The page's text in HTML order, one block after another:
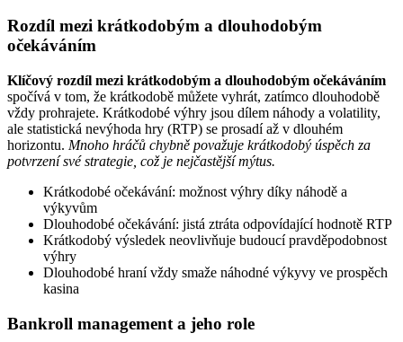
Rozdíl mezi krátkodobým a dlouhodobým
očekáváním
Klíčový rozdíl mezi krátkodobým a dlouhodobým očekáváním
spočívá v tom, že krátkodobě můžete vyhrát, zatímco dlouhodobě
vždy prohrajete. Krátkodobé výhry jsou dílem náhody a volatility,
ale statistická nevýhoda hry (RTP) se prosadí až v dlouhém
horizontu. Mnoho hráčů chybně považuje krátkodobý úspěch za
potvrzení své strategie, což je nejčastější mýtus.
Krátkodobé očekávání: možnost výhry díky náhodě a
výkyvům
Dlouhodobé očekávání: jistá ztráta odpovídající hodnotě RTP
Krátkodobý výsledek neovlivňuje budoucí pravděpodobnost
výhry
Dlouhodobé hraní vždy smaže náhodné výkyvy ve prospěch
kasina
Bankroll management a jeho role